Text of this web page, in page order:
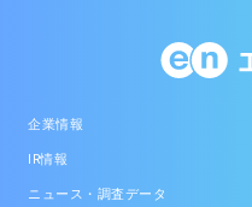
企業情報
IR情報
ニュース・調査データ